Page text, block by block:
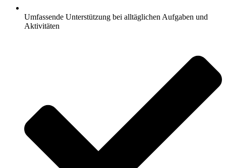
Umfassende Unterstützung bei alltäglichen Aufgaben und
Aktivitäten